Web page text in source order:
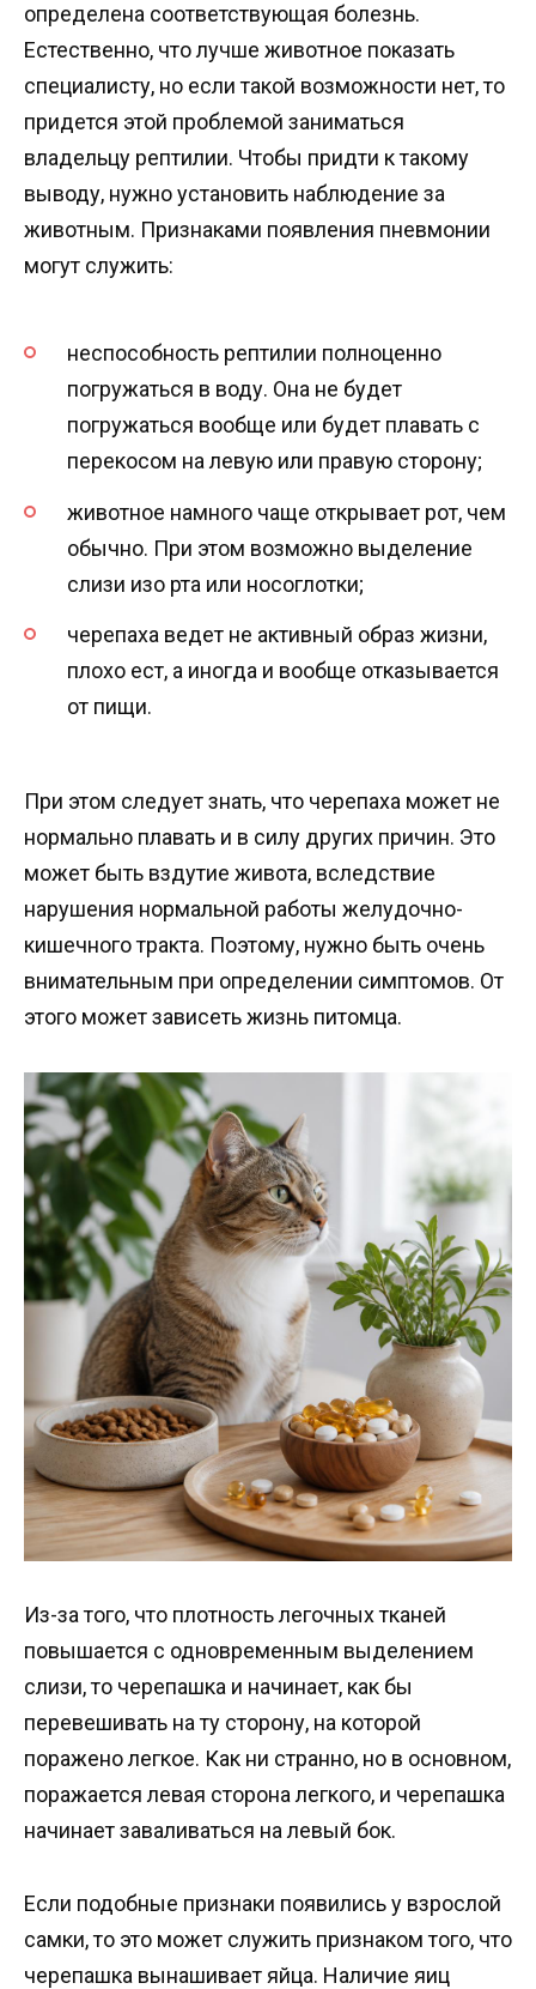
определена соответствующая болезнь.
Естественно, что лучше животное показать
специалисту, но если такой возможности нет, то
придется этой проблемой заниматься
владельцу рептилии. Чтобы придти к такому
выводу, нужно установить наблюдение за
животным. Признаками появления пневмонии
могут служить:
неспособность рептилии полноценно
погружаться в воду. Она не будет
погружаться вообще или будет плавать с
перекосом на левую или правую сторону;
животное намного чаще открывает рот, чем
обычно. При этом возможно выделение
слизи изо рта или носоглотки;
черепаха ведет не активный образ жизни,
плохо ест, а иногда и вообще отказывается
от пищи.
При этом следует знать, что черепаха может не
нормально плавать и в силу других причин. Это
может быть вздутие живота, вследствие
нарушения нормальной работы желудочно-
кишечного тракта. Поэтому, нужно быть очень
внимательным при определении симптомов. От
этого может зависеть жизнь питомца.
Из-за того, что плотность легочных тканей
повышается с одновременным выделением
слизи, то черепашка и начинает, как бы
перевешивать на ту сторону, на которой
поражено легкое. Как ни странно, но в основном,
поражается левая сторона легкого, и черепашка
начинает заваливаться на левый бок.
Если подобные признаки появились у взрослой
самки, то это может служить признаком того, что
черепашка вынашивает яйца. Наличие яиц